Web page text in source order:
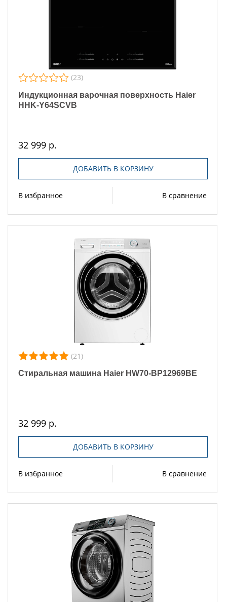
(23)
Индукционная варочная поверхность Haier
HHK-Y64SCVB
32 999 р.
ДОБАВИТЬ В КОРЗИНУ
В избранное В сравнение
(21)
Стиральная машина Haier HW70-BP12969BE
32 999 р.
ДОБАВИТЬ В КОРЗИНУ
В избранное В сравнение